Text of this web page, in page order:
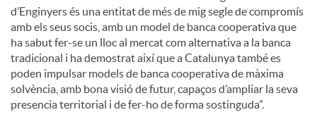
d’Enginyers és una entitat de més de mig segle de compromís
amb els seus socis, amb un model de banca cooperativa que
ha sabut fer-se un lloc al mercat com alternativa a la banca
tradicional i ha demostrat així que a Catalunya també es
poden impulsar models de banca cooperativa de màxima
solvència, amb bona visió de futur, capaços d’ampliar la seva
presencia territorial i de fer-ho de forma sostinguda”.